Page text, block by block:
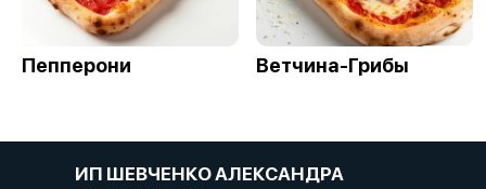
Пепперони Ветчина-Грибы
ИП ШЕВЧЕНКО АЛЕКСАНДРА